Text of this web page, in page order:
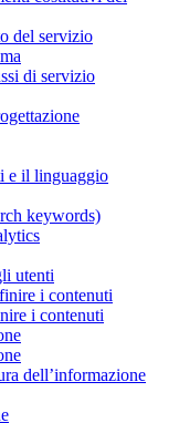
del servizio
di servizio
e il linguaggio
keywords)
utenti
i contenuti
i contenuti
dell’informazione